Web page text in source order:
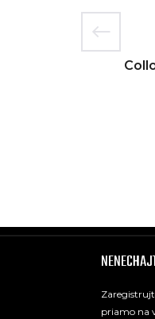
priamo na